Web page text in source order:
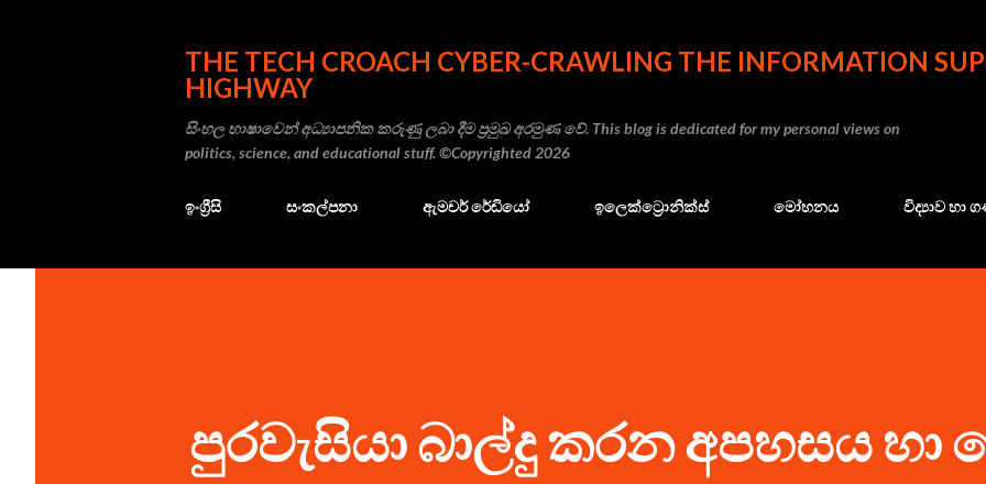
THE TECH CROACH CYBER-CRAWLING THE INFORMATION
HIGHWAY
සිංහල භාෂාවෙන් අධ්‍යාපනික කරුණු ලබා දීම ප්‍රමුඛ අරමුණ වේ. This blog is dedicated for my personal views on
politics, science, and educational stuff. ©Copyrighted 2026
ඉංග්‍රීසි සංකල්පනා ඇමචර් රේඩියෝ ඉලෙක්ට්‍රොනික්ස් මෝහනය විද්‍යාව හා
පුරවැසියා බාල්දු කරන අපහසය හා